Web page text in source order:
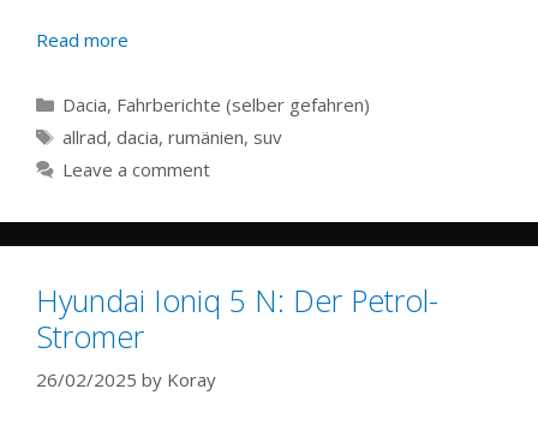
Read more
Categories
Dacia, Fahrberichte (selber gefahren)
Tags
allrad, dacia, rumänien, suv
Leave a comment
Hyundai Ioniq 5 N: Der Petrol-
Stromer
26/02/2025 by Koray